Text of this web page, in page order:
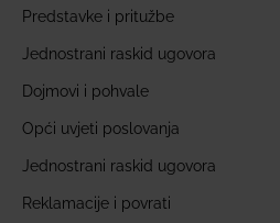
Predstavke i pritužbe
Jednostrani raskid ugovora
Dojmovi i pohvale
Opći uvjeti poslovanja
Jednostrani raskid ugovora
Reklamacije i povrati